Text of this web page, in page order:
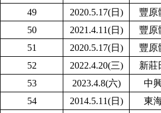
49
2020.5.17(日)
豐原
50
2021.4.11(日)
豐原
51
2020.5.17(日)
豐原
52
2022.4.20(三)
新莊
53
2023.4.8(六)
中
54
2014.5.11(日)
東